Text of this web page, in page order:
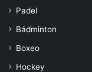
Padel
Bádminton
Boxeo
Hockey